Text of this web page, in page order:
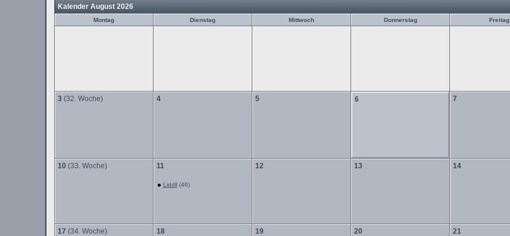
Kalender August 2026
Montag Dienstag Mittwoch Donnerstag Freitag
3 (32. Woche) 4 5 6 7
10 (33. Woche) 11
Liddll(46)
12 13 14
17 (34. Woche) 18 19 20 21